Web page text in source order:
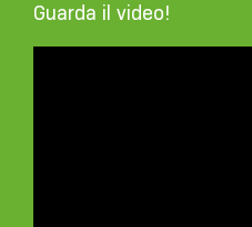
TROVA NEGOZIO
Guarda il video!